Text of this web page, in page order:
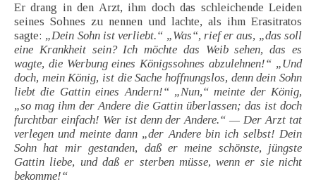
Er drang in den Arzt, ihm doch das schleichende Leiden
seines Sohnes zu nennen und lachte, als ihm Erasitratos
sagte: „Dein Sohn ist verliebt.“ „Was“, rief er aus, „das soll
eine Krankheit sein? Ich möchte das Weib sehen, das es
wagte, die Werbung eines Königssohnes abzulehnen!“ „Und
doch, mein König, ist die Sache hoffnungslos, denn dein Sohn
liebt die Gattin eines Andern!“ „Nun,“ meinte der König,
„so mag ihm der Andere die Gattin überlassen; das ist doch
furchtbar einfach! Wer ist denn der Andere.“ — Der Arzt tat
verlegen und meinte dann „der Andere bin ich selbst! Dein
Sohn hat mir gestanden, daß er meine schönste, jüngste
Gattin liebe, und daß er sterben müsse, wenn er sie nicht
bekomme!“